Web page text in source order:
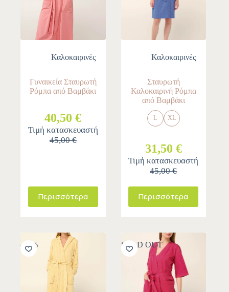
Καλοκαιρινές
Γυναικεία Σταυρωτή
Ρόμπα από Βαμβάκι
40,50 €
Τιμή κατασκευαστή
45,00 €
Περισσότερα
Καλοκαιρινές
Σταυρωτή
Καλοκαιρινή Ρόμπα
από Βαμβάκι
L XL
31,50 €
Τιμή κατασκευαστή
45,00 €
Περισσότερα
-30% SOLD OUT